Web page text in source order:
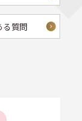
る質問